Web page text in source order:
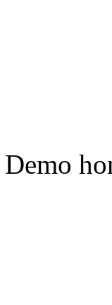
Demo